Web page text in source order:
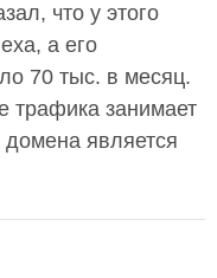
что у этого
а его
70 тыс. в месяц.
занимает
является